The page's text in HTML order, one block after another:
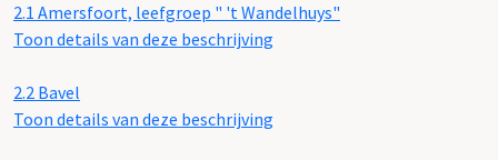
2.1 Amersfoort, leefgroep " 't Wandelhuys"
Toon details van deze beschrijving
2.2 Bavel
Toon details van deze beschrijving